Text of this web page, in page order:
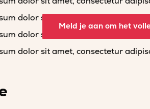
dolor sit amet, consectetur
dolor sit amet, consectetur
dolor sit amet, consectetur
Meld je aan om het